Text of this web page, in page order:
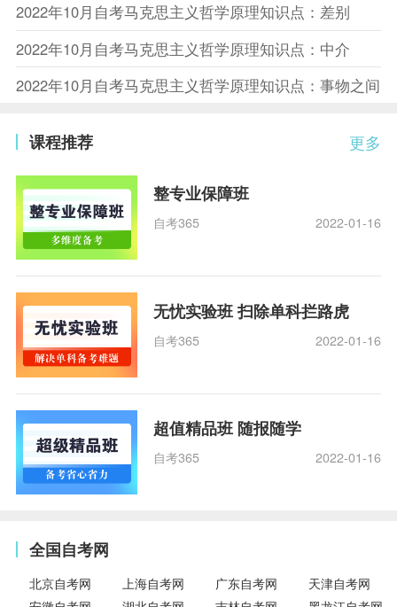
2022年10月自考马克思主义哲学原理知识点：差别
2022年10月自考马克思主义哲学原理知识点：中介
2022年10月自考马克思主义哲学原理知识点：事物之间
更多
课程推荐
整专业保障班
自考365 2022-01-16
无忧实验班 扫除单科拦路虎
自考365 2022-01-16
超值精品班 随报随学
自考365 2022-01-16
全国自考网
北京自考网 上海自考网 广东自考网
天津自考网